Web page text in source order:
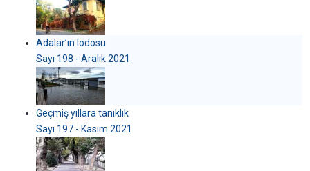
Adalar’ın lodosu
Sayı 198 - Aralık 2021
Geçmiş yıllara tanıklık
Sayı 197 - Kasım 2021